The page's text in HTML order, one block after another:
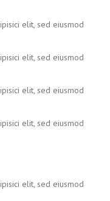
elit, sed eiusmod
elit, sed eiusmod
elit, sed eiusmod
elit, sed eiusmod
elit, sed eiusmod